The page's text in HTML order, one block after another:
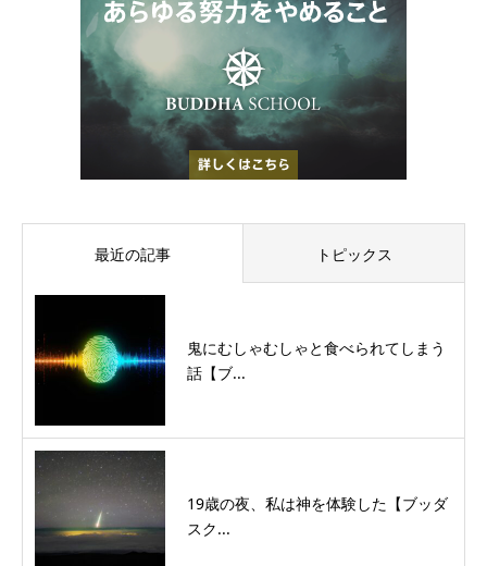
最近の記事 トピックス
鬼にむしゃむしゃと食べられてしまう
話【ブ...
19歳の夜、私は神を体験した【ブッダ
スク...